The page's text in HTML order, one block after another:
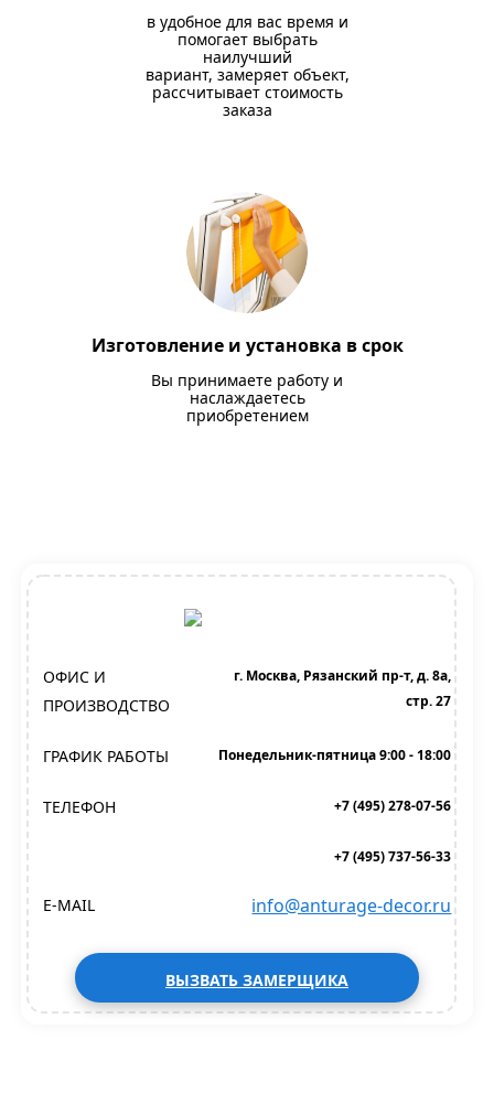
в удобное для вас время и
помогает выбрать
наилучший
вариант, замеряет объект,
рассчитывает стоимость
заказа
Изготовление и установка в срок
Вы принимаете работу и
наслаждаетесь
приобретением
ОФИС И
ПРОИЗВОДСТВО
г. Москва, Рязанский пр-т, д. 8а,
стр. 27
ГРАФИК РАБОТЫ Понедельник-пятница 9:00 - 18:00
ТЕЛЕФОН +7 (495) 278-07-56
+7 (495) 737-56-33
E-MAIL info@anturage-decor.ru
ВЫЗВАТЬ ЗАМЕРЩИКА